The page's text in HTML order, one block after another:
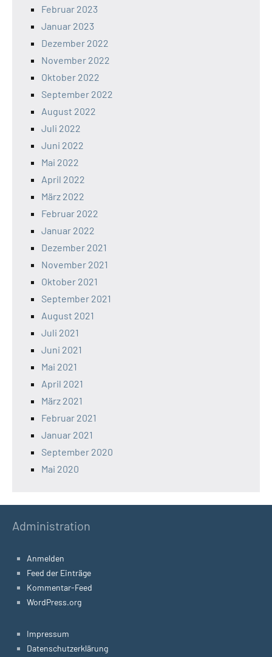
Februar 2023
Januar 2023
Dezember 2022
November 2022
Oktober 2022
September 2022
August 2022
Juli 2022
Juni 2022
Mai 2022
April 2022
März 2022
Februar 2022
Januar 2022
Dezember 2021
November 2021
Oktober 2021
September 2021
August 2021
Juli 2021
Juni 2021
Mai 2021
April 2021
März 2021
Februar 2021
Januar 2021
September 2020
Mai 2020
Administration
Anmelden
Feed der Einträge
Kommentar-Feed
WordPress.org
Impressum
Datenschutzerklärung